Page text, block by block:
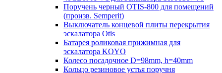
Поручень черный OTIS-800 для помещений
(произв. Semperit)
Выключатель концевой плиты перекрытия
эскалатора Otis
Батарея роликовая прижимная для
эскалатора KOYO
Колесо посадочное D=98mm, h=40mm
Кольцо резиновое устья поручня